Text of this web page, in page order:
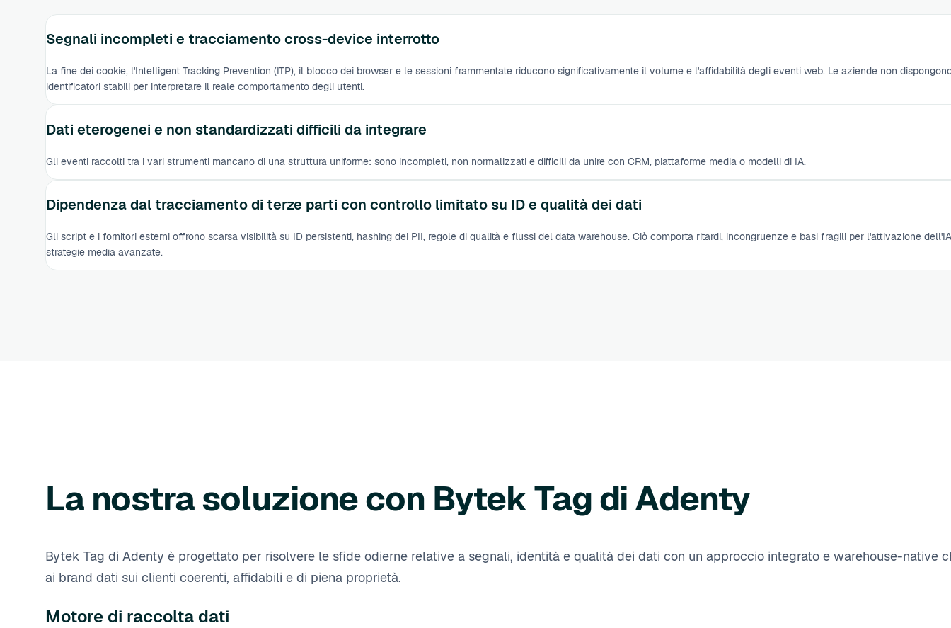
Segnali incompleti e tracciamento cross-device interrotto
La fine dei cookie, l'Intelligent Tracking Prevention (ITP), il blocco dei browser e le sessioni frammentate riducono significativamente il volume e l'affidabilità degli eventi web. Le aziende non
identificatori stabili per interpretare il reale comportamento degli utenti.
Dati eterogenei e non standardizzati difficili da integrare
Gli eventi raccolti tra i vari strumenti mancano di una struttura uniforme: sono incompleti, non normalizzati e difficili da unire con CRM, piattaforme media o modelli di IA.
Dipendenza dal tracciamento di terze parti con controllo limitato su ID e qualità dei dati
Gli script e i fornitori esterni offrono scarsa visibilità su ID persistenti, hashing dei PII, regole di qualità e flussi del data warehouse. Ciò comporta ritardi, incongruenze e basi fragili per l'attivazione
strategie media avanzate.
La nostra soluzione con Bytek Tag di Adenty
Bytek Tag di Adenty è progettato per risolvere le sfide odierne relative a segnali, identità e qualità dei dati con un approccio integrato e warehouse-native
ai brand dati sui clienti coerenti, affidabili e di piena proprietà.
Motore di raccolta dati